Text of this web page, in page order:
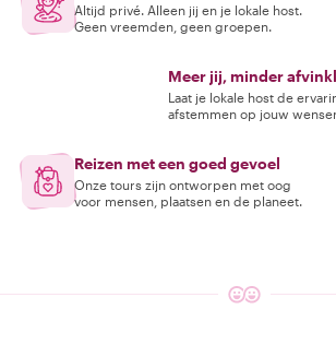
Altijd privé. Alleen jij en je lokale host.
Geen vreemden, geen groepen.
Meer jij, minder
Laat je lokale host de
afstemmen op jouw
Reizen met een goed gevoel
Onze tours zijn ontworpen met oog
voor mensen, plaatsen en de planeet.